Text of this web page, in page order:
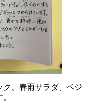
ク、春雨サラダ、ベジ